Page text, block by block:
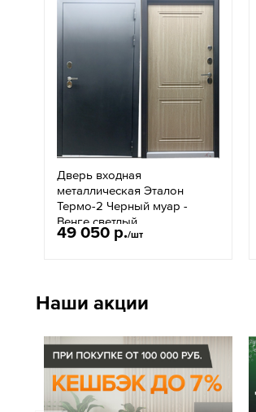
Дверь входная
металлическая Эталон
Термо-2 Черный муар -
Венге светлый
49 050 р./шт
Наши акции